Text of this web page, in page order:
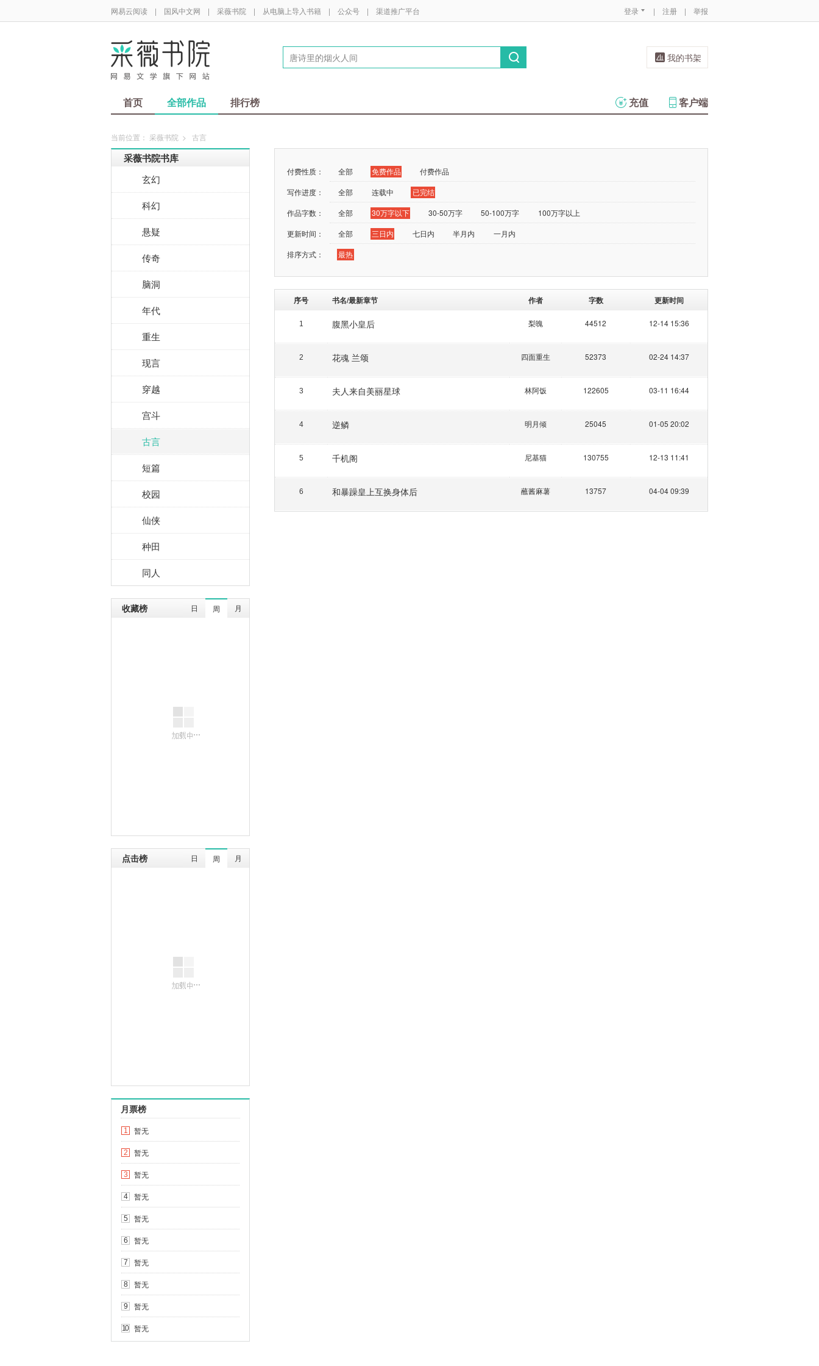
网易云阅读 | 国风中文网 | 采薇书院 | 从电脑上导入书籍 | 公众号 | 渠道推广平台 登录 | 注册 | 举报
我的书架
首页 全部作品 排行榜 客户端
充值
当前位置： 采薇书院 > 古言
采薇书院书库
玄幻
科幻
悬疑
传奇
脑洞
年代
重生
现言
穿越
宫斗
古言
短篇
校园
仙侠
种田
同人
收藏榜 日 周 月
点击榜 日 周 月
月票榜
1 暂无
2 暂无
3 暂无
4 暂无
5 暂无
6 暂无
7 暂无
8 暂无
9 暂无
10 暂无
付费性质： 全部 免费作品
付费作品
写作进度：
全部 连载中
已完结
作品字数：
全部 30万字以下 30-50万字 50-100万字
100万字以上
更新时间：
全部 三日内 七日内 半月内
一月内
排序方式：
最热
序号 书名/最新章节 作者 字数 更新时间
1 腹黑小皇后 梨魄 44512 12-14 15:36
2 花魂 兰颂 四面重生 52373 02-24 14:37
3 夫人来自美丽星球 林阿饭 122605 03-11 16:44
4 逆鳞 明月倾 25045 01-05 20:02
5 千机阁 尼基猫 130755 12-13 11:41
6 和暴躁皇上互换身体后 蘸酱麻薯 13757 04-04 09:39